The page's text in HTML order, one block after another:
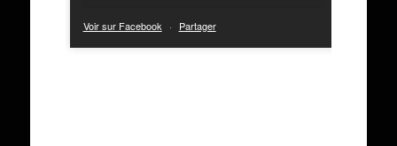
Voir sur Facebook · Partager